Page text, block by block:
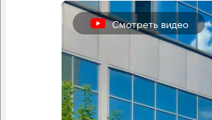
Смотреть видео